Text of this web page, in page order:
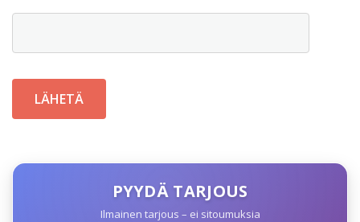
PYYDÄ TARJOUS
Ilmainen tarjous – ei sitoumuksia